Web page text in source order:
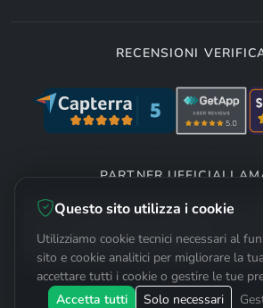
RECENSIONI
PARTNER UFFICIALI
Questo sito utilizza i cookie
Utilizziamo cookie tecnici necessari al
sito e cookie analitici per migliorare la
accettare tutti i cookie o gestire le tue
Accetta tutti
Solo necessari